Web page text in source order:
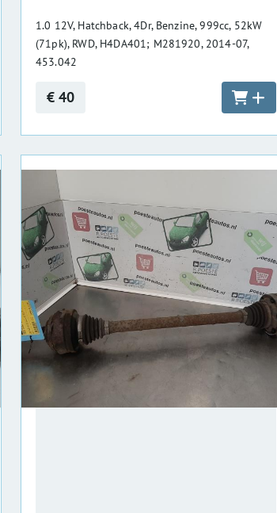
1.0 12V, Hatchback, 4Dr, Benzine, 999cc, 52kW
(71pk), RWD, H4DA401; M281920, 2014-07,
453.042
€ 40